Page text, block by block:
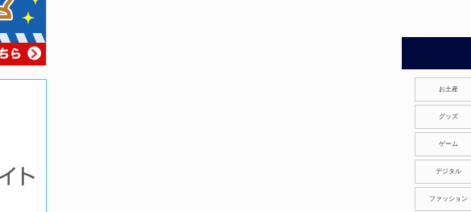
お土産
グッズ
ゲーム
デジタル
ファッション